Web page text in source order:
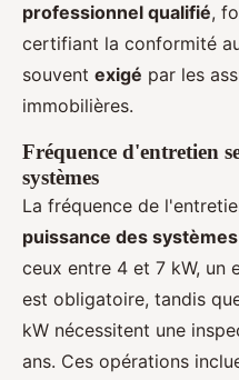
professionnel qualifié,
certifiant la conformité
souvent exigé par les
immobilières.
Fréquence d'entretien
systèmes
La fréquence de
puissance des systèmes
ceux entre 4 et 7 kW, un
est obligatoire, tandis
kW nécessitent une
ans. Ces opérations